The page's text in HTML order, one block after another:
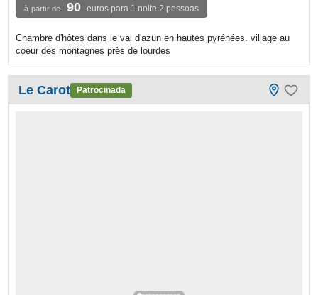
à partir de 90 euros para 1 noite 2 pessoas
Chambre d'hôtes dans le val d'azun en hautes pyrénées. village au
coeur des montagnes près de lourdes
Le Carot Patrocinada